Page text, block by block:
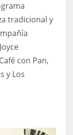
tradicional y
con Pan,
y Los